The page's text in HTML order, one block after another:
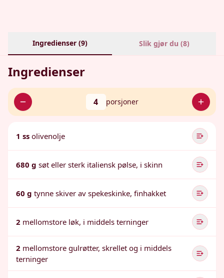
Ingredienser (9) Slik gjør du (8)
Ingredienser
4 porsjoner
1 ss olivenolje
680 g søt eller sterk italiensk pølse, i skinn
60 g tynne skiver av spekeskinke, finhakket
2 mellomstore løk, i middels terninger
2 mellomstore gulrøtter, skrellet og i middels
terninger